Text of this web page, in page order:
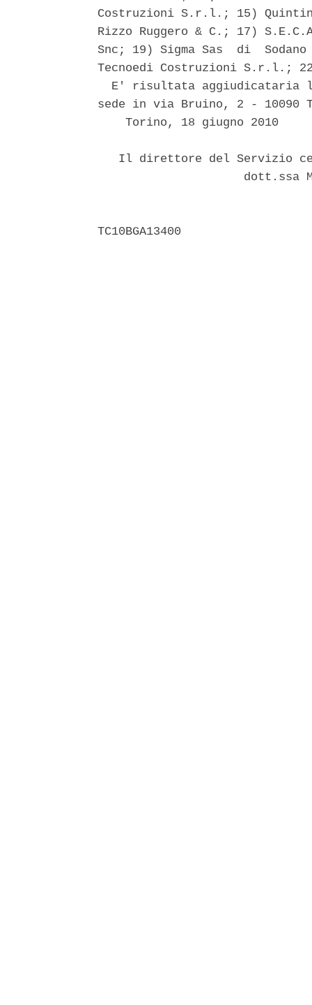
Costruzioni S.r.l.; 15)
Rizzo Ruggero & C.; 17)
Snc; 19) Sigma Sas  di
Tecnoedi Costruzioni
E' risultata aggiudicataria
sede in via Bruino, 2 - 10090
    Torino, 18 giugno 2010
Il direttore del Servizio
dott.ssa